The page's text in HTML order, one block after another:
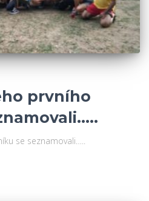
prvního
se seznamovali…..